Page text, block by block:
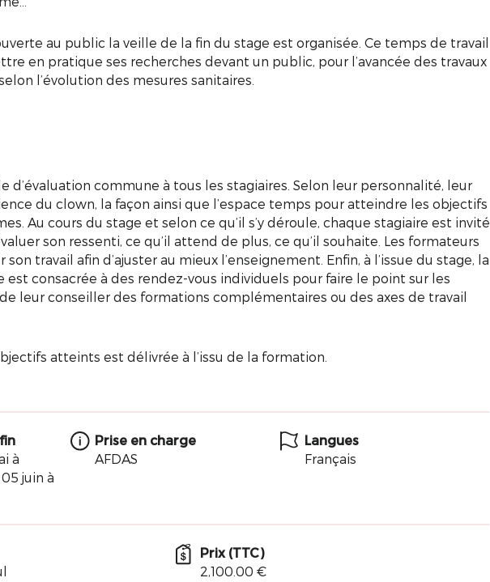
au public la veille de la fin du stage est organisée. Ce temps de travail
en pratique ses recherches devant un public, pour l’avancée des travaux
l’évolution des mesures sanitaires.
d’évaluation commune à tous les stagiaires. Selon leur personnalité, leur
du clown, la façon ainsi que l’espace temps pour atteindre les objectifs
Au cours du stage et selon ce qu’il s’y déroule, chaque stagiaire est invité
son ressenti, ce qu’il attend de plus, ce qu’il souhaite. Les formateurs
travail afin d’ajuster au mieux l’enseignement. Enfin, à l’issue du stage, la
est consacrée à des rendez-vous individuels pour faire le point sur les
leur conseiller des formations complémentaires ou des axes de travail
atteints est délivrée à l’issu de la formation.
à
juin à
Prise en charge
AFDAS
Langues
Français
Prix (TTC)
2,100.00 €